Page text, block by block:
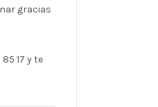
gracias
17 y te